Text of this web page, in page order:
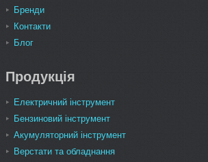
Бренди
Контакти
Блог
Продукція
Електричний інструмент
Бензиновий інструмент
Акумуляторний інструмент
Верстати та обладнання